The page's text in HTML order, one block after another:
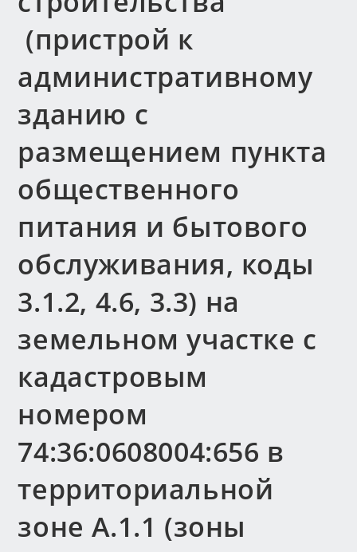
(пристрой к
административному
зданию с
размещением пункта
общественного
питания и бытового
обслуживания, коды
3.1.2, 4.6, 3.3) на
земельном участке с
кадастровым
номером
74:36:0608004:656 в
территориальной
зоне А.1.1 (зоны